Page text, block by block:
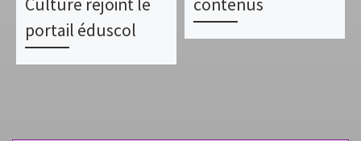
Culture rejoint le
portail éduscol
contenus